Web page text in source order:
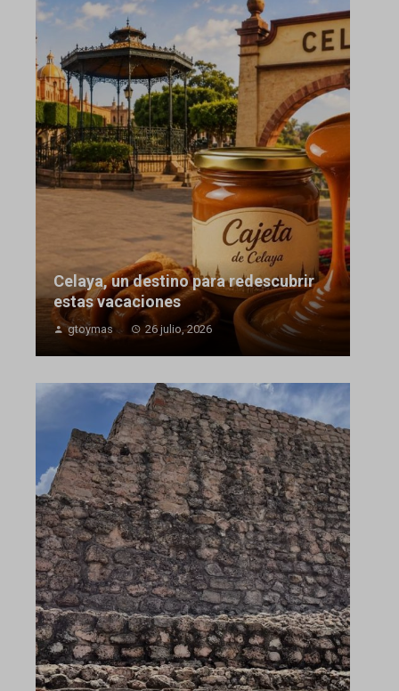
Celaya, un destino para redescubrir
estas vacaciones
gtoymas 26 julio, 2026